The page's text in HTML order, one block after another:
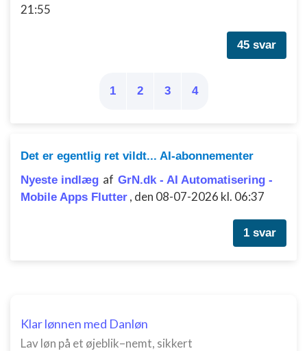
21:55
45 svar
1 2 3 4
Det er egentlig ret vildt... AI-abonnementer
Nyeste indlæg af GrN.dk - AI Automatisering -
Mobile Apps Flutter , den 08-07-2026 kl. 06:37
1 svar
Klar lønnen med Danløn
Lav løn på et øjeblik–nemt, sikkert